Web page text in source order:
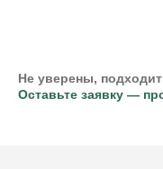
Не уверены,
Оставьте заявку —